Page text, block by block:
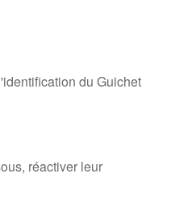
du Guichet
réactiver leur